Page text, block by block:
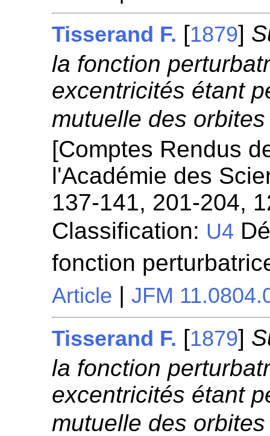
Tisserand F. [1879]
la fonction
excentricités étant
mutuelle des
[Comptes Rendus
l'Académie des
137-141, 201-204,
Classification: U4
fonction
Article |JFM
Tisserand F. [1879]
la fonction
excentricités étant
mutuelle des